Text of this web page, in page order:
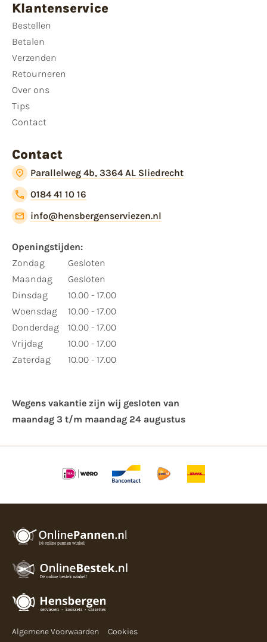
Klantenservice
Bestellen
Betalen
Verzenden
Retourneren
Over ons
Tips
Contact
Contact
Parallelweg 4b, 3364 AL Sliedrecht
0184 41 10 16
info@hensbergenserviezen.nl
Openingstijden:
Zondag
Maandag
Dinsdag
Woensdag
Donderdag
Vrijdag
Zaterdag
Gesloten
Gesloten
10.00 - 17.00
10.00 - 17.00
10.00 - 17.00
10.00 - 17.00
10.00 - 17.00
Wegens vakantie zijn wij gesloten van ​
maandag 3 t/m maandag 24 augustus
Algemene Voorwaarden Cookies